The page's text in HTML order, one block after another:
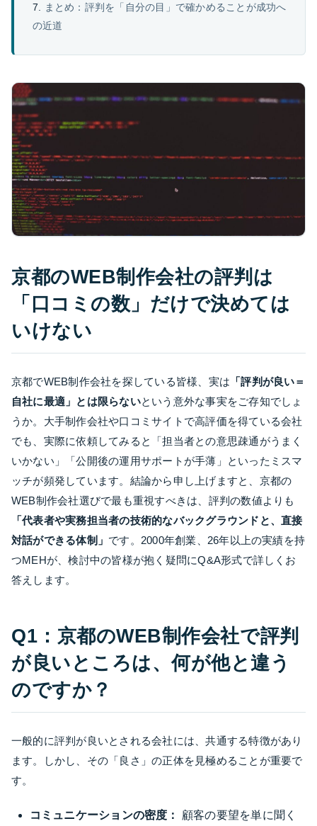
まとめ：評判を「自分の目」で確かめることが成功へ
の近道
京都のWEB制作会社の評判は
「口コミの数」だけで決めては
いけない
京都でWEB制作会社を探している皆様、実は 「評判が良い＝
自社に最適」とは限らないという意外な事実をご存知でしょ
うか。大手制作会社や口コミサイトで高評価を得ている会社
でも、実際に依頼してみると「担当者との意思疎通がうまく
いかない」「公開後の運用サポートが手薄」といったミスマ
ッチが頻発しています。結論から申し上げますと、京都の
WEB制作会社選びで最も重視すべきは、評判の数値よりも
「代表者や実務担当者の技術的なバックグラウンドと、直接
対話ができる体制」 です。2000年創業、26年以上の実績を持
つMEHが、検討中の皆様が抱く疑問にQ&A形式で詳しくお
答えします。
Q1：京都のWEB制作会社で評判
が良いところは、何が他と違う
のですか？
一般的に評判が良いとされる会社には、共通する特徴があり
ます。しかし、その「良さ」の正体を見極めることが重要で
す。
コミュニケーションの密度：
顧客の要望を単に聞く